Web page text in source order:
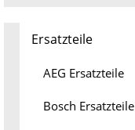
Ersatzteile
AEG Ersatzteile
Bosch Ersatzteile